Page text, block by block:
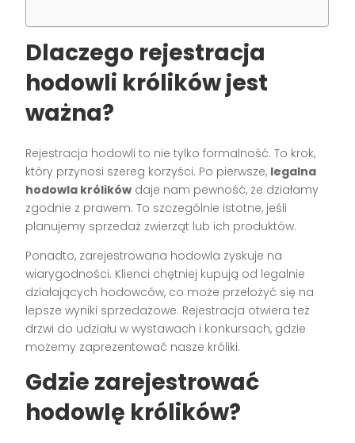
Dlaczego rejestracja
hodowli królików jest
ważna?
Rejestracja hodowli to nie tylko formalność. To krok,
który przynosi szereg korzyści. Po pierwsze, legalna
hodowla królików daje nam pewność, że działamy
zgodnie z prawem. To szczególnie istotne, jeśli
planujemy sprzedaż zwierząt lub ich produktów.
Ponadto, zarejestrowana hodowla zyskuje na
wiarygodności. Klienci chętniej kupują od legalnie
działających hodowców, co może przełożyć się na
lepsze wyniki sprzedażowe. Rejestracja otwiera też
drzwi do udziału w wystawach i konkursach, gdzie
możemy zaprezentować nasze króliki.
Gdzie zarejestrować
hodowlę królików?